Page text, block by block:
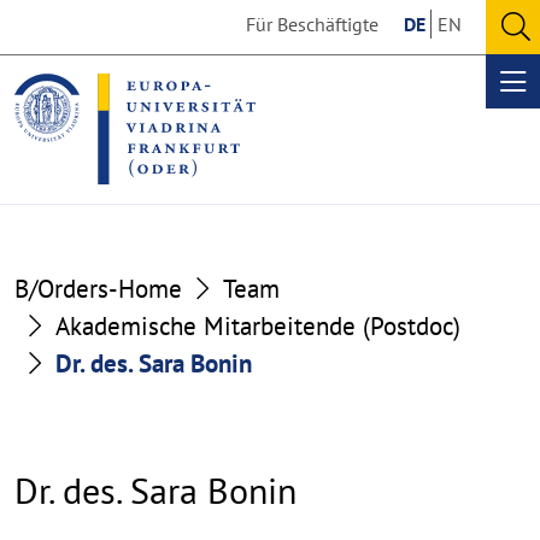
the
content
section
the
footer
section
Für Beschäftigte DE EN
B/Orders-Home
Team
Akademische Mitarbeitende (Postdoc)
Dr. des. Sara Bonin
Dr. des. Sara Bonin